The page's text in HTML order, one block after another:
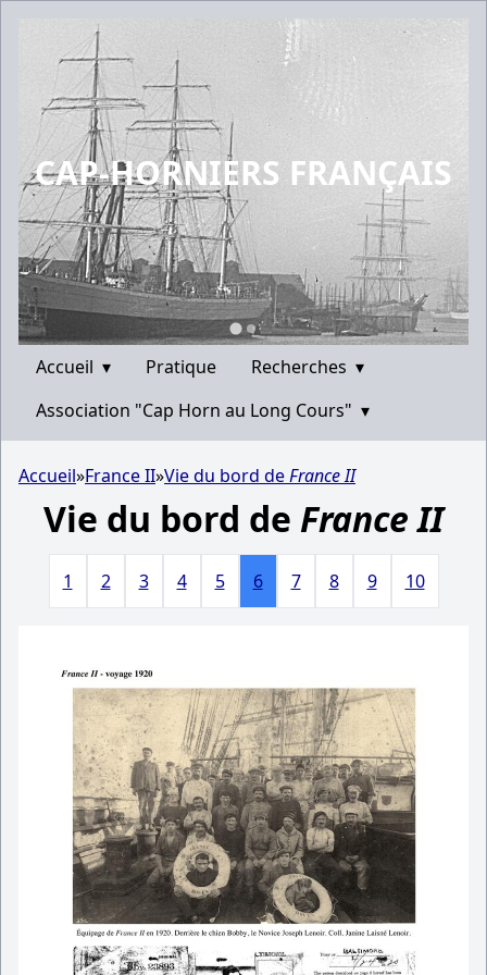
CAP-HORNIERS FRANÇAIS
Accueil ▾ Pratique Recherches ▾
Association "Cap Horn au Long Cours" ▾
Accueil»France II»Vie du bord deFrance II
Vie du bord de France II
1 2 3 4 5 6 7 8 9 10